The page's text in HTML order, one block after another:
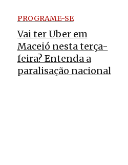
PROGRAME-SE
Vai ter Uber em
Maceió nesta terça-
feira? Entenda a
paralisação nacional